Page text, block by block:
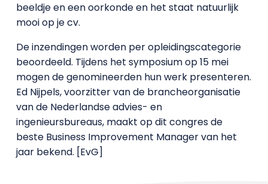
beeldje en een oorkonde en het staat natuurlijk
mooi op je cv.
De inzendingen worden per opleidingscategorie
beoordeeld. Tijdens het symposium op 15 mei
mogen de genomineerden hun werk presenteren.
Ed Nijpels, voorzitter van de brancheorganisatie
van de Nederlandse advies- en
ingenieursbureaus, maakt op dit congres de
beste Business Improvement Manager van het
jaar bekend. [EvG]